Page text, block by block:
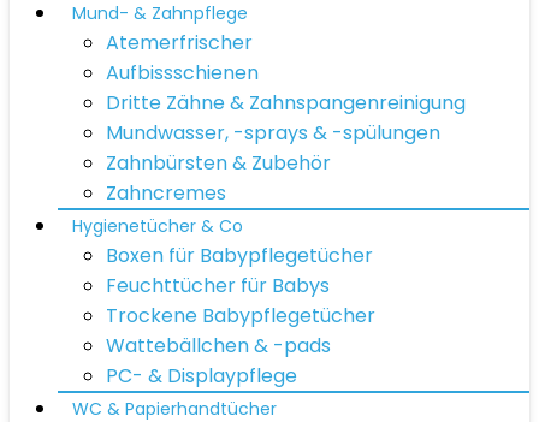
Mund- & Zahnpflege
Atemerfrischer
Aufbissschienen
Dritte Zähne & Zahnspangenreinigung
Mundwasser, -sprays & -spülungen
Zahnbürsten & Zubehör
Zahncremes
Hygienetücher & Co
Boxen für Babypflegetücher
Feuchttücher für Babys
Trockene Babypflegetücher
Wattebällchen & -pads
PC- & Displaypflege
WC & Papierhandtücher